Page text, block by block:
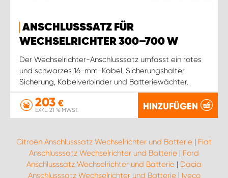
ANSCHLUSSSATZ FÜR
WECHSELRICHTER 300–700 W
Der Wechselrichter-Anschlusssatz umfasst ein rotes
und schwarzes 16-mm-Kabel, Sicherungshalter,
Sicherung, Kabelverbinder und Batteriewächter.
203 €
EXKL. 21 % MWST. HINZUFÜGEN
Citroën Anschlusssatz Wechselrichter und Batterie | Fiat
Anschlusssatz Wechselrichter und Batterie | Ford
Anschlusssatz Wechselrichter und Batterie | Dacia
Anschlusssatz Wechselrichter und Batterie| Iveco